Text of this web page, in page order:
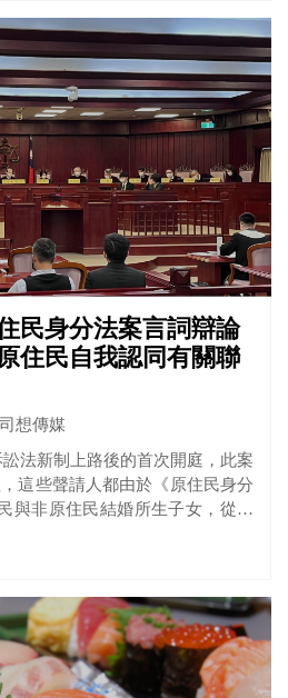
民身分法案言詞辯論
住民自我認同有關聯
想傳媒
法新制上路後的首次開庭，此案
這些聲請人都由於《原住民身分
與非原住民結婚所生子女，從具
他們因為受限於不合理之法律規